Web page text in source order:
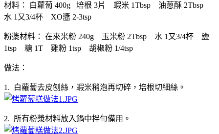
材料： 白蘿蔔 400g 培根 3片 蝦米 1Tbsp 油蔥酥 2Tbsp
水 1又3/4杯 XO醬 2-3tsp
粉漿材料： 在來米粉 240g 玉米粉 2Tbsp 水 1又3/4杯 鹽
1tsp 糖 1T 雞粉 1tsp 胡椒粉 1/4tsp
做法：
1. 白蘿蔔去皮刨絲，蝦米稍泡再切碎，培根切細絲。
2. 所有粉漿材料放入鍋中拌勻備用。